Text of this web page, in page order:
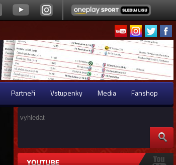
Partneři Vstupenky Media Fanshop